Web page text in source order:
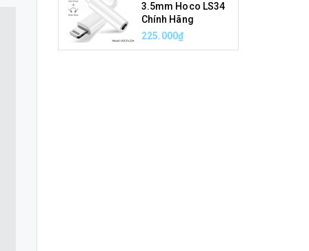
3.5mm Hoco LS34
Chính Hãng
225.000₫